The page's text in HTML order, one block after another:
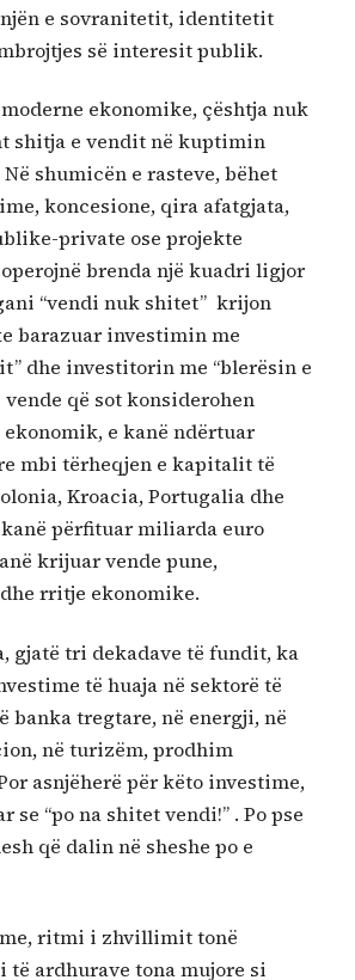
e sovranitetit, identitetit
së interesit publik.
ekonomike, çështja nuk
shitja e vendit në kuptimin
shumicën e rasteve, bëhet
koncesione, qira afatgjata,
private ose projekte
brenda një kuadri ligjor
“vendi nuk shitet” krijon
barazuar investimin me
dhe investitorin me “blerësin e
vende që sot konsiderohen
e kanë ndërtuar
mbi tërheqjen e kapitalit të
Kroacia, Portugalia dhe
përfituar miliarda euro
krijuar vende pune,
rritje ekonomike.
gjatë tri dekadave të fundit, ka
të huaja në sektorë të
banka tregtare, në energji, në
në turizëm, prodhim
asnjëherë për këto investime,
se “po na shitet vendi!” . Po pse
që dalin në sheshe po e
ritmi i zhvillimit tonë
të ardhurave tona mujore si